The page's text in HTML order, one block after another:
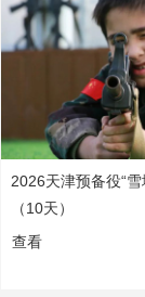
2026天津预备役“
（10天）
查看